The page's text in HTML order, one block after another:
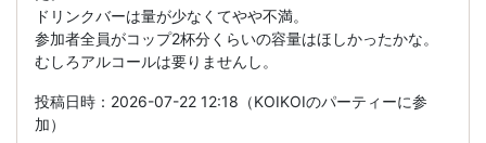
ドリンクバーは量が少なくてやや不満。
参加者全員がコップ2杯分くらいの容量はほしかったかな。
むしろアルコールは要りませんし。
投稿日時：2026-07-22 12:18（KOIKOIのパーティーに参
加）